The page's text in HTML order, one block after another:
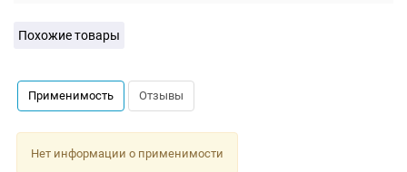
Похожие товары
Применимость Отзывы
Нет информации о применимости